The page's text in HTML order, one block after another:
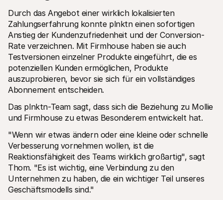
Durch das Angebot einer wirklich lokalisierten
Zahlungserfahrung konnte plnktn einen sofortigen
Anstieg der Kundenzufriedenheit und der Conversion-
Rate verzeichnen. Mit Firmhouse haben sie auch
Testversionen einzelner Produkte eingeführt, die es
potenziellen Kunden ermöglichen, Produkte
auszuprobieren, bevor sie sich für ein vollständiges
Abonnement entscheiden.
Das plnktn-Team sagt, dass sich die Beziehung zu Mollie
und Firmhouse zu etwas Besonderem entwickelt hat.
"Wenn wir etwas ändern oder eine kleine oder schnelle
Verbesserung vornehmen wollen, ist die
Reaktionsfähigkeit des Teams wirklich großartig", sagt
Thom. "Es ist wichtig, eine Verbindung zu den
Unternehmen zu haben, die ein wichtiger Teil unseres
Geschäftsmodells sind."